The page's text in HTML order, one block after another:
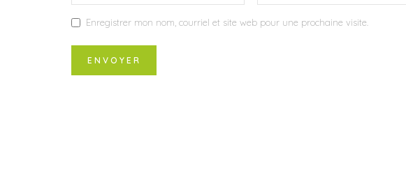
Enregistrer mon nom, courriel et site web pour une prochaine visite.